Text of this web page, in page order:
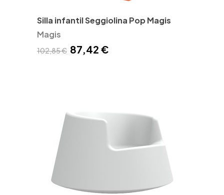
Silla infantil Seggiolina Pop Magis
Magis
102,85 € 87,42 €